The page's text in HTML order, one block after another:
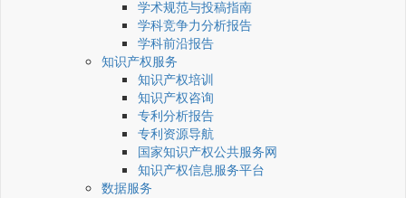
学术规范与投稿指南
学科竞争力分析报告
学科前沿报告
知识产权服务
知识产权培训
知识产权咨询
专利分析报告
专利资源导航
国家知识产权公共服务网
知识产权信息服务平台
数据服务